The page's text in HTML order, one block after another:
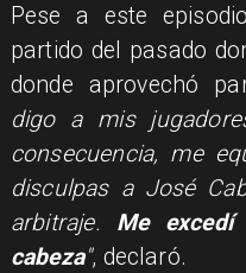
Pese a este
partido del pasado
donde aprovechó
digo a mis
consecuencia, me
disculpas a José
arbitraje. Me
cabeza", declaró.